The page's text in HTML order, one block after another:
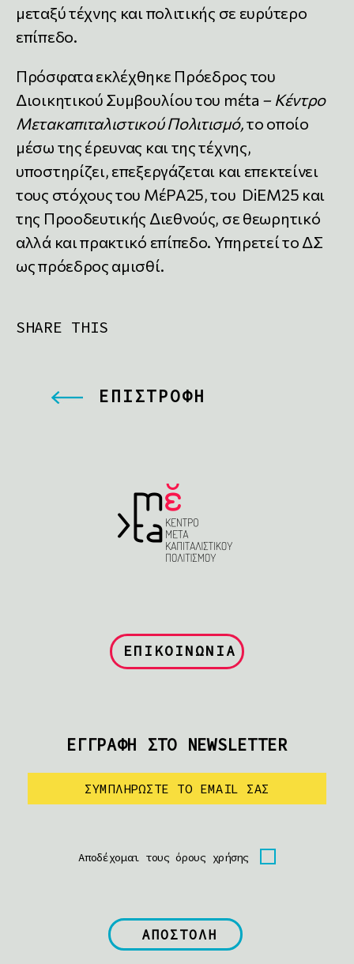
μεταξύ τέχνης και πολιτικής σε ευρύτερο
επίπεδο.
Πρόσφατα εκλέχθηκε Πρόεδρος του
Διοικητικού Συμβουλίου του mέta – Κέντρο
Μετακαπιταλιστικού Πολιτισμό,το οποίο
μέσω της έρευνας και της τέχνης,
υποστηρίζει, επεξεργάζεται και επεκτείνει
τους στόχους του ΜέΡΑ25, του DiEM25 και
της Προοδευτικής Διεθνούς, σε θεωρητικό
αλλά και πρακτικό επίπεδο. Υπηρετεί το ΔΣ
ως πρόεδρος αμισθί.
SHARE THIS
ΕΠΙΣΤΡΟΦΗ
ΕΠΙΚΟΙΝΩΝΙΑ
ΕΓΓΡΑΦΗ ΣΤΟ NEWSLETTER
Αποδέχομαι τους όρους χρήσης